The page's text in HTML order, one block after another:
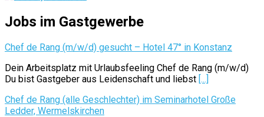
Jobs im Gastgewerbe
Chef de Rang (m/w/d) gesucht – Hotel 47° in Konstanz
Dein Arbeitsplatz mit Urlaubsfeeling Chef de Rang (m/w/d)
Du bist Gastgeber aus Leidenschaft und liebst [...]
Chef de Rang (alle Geschlechter) im Seminarhotel Große
Ledder, Wermelskirchen